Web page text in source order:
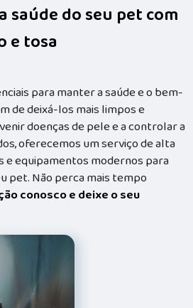
saúde do seu pet com
e tosa
para manter a saúde e o bem-
de deixá-los mais limpos e
doenças de pele e a controlar a
oferecemos um serviço de alta
e equipamentos modernos para
pet. Não perca mais tempo
conosco e deixe o seu